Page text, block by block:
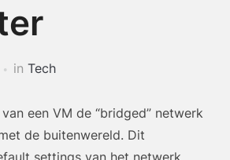
in Tech
een VM de “bridged” netwerk
de buitenwereld. Dit
settings van het netwerk